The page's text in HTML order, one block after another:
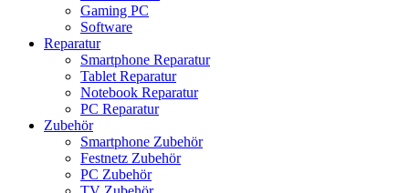
Gaming PC
Software
Reparatur
Smartphone Reparatur
Tablet Reparatur
Notebook Reparatur
PC Reparatur
Zubehör
Smartphone Zubehör
Festnetz Zubehör
PC Zubehör